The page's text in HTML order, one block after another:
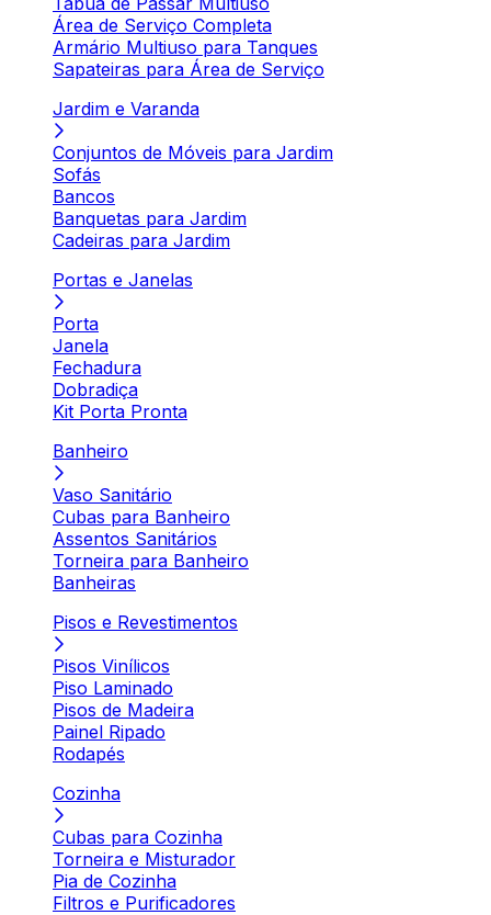
Área de Serviço Completa
Armário Multiuso para Tanques
Sapateiras para Área de Serviço
Jardim e Varanda
Conjuntos de Móveis para Jardim
Sofás
Bancos
Banquetas para Jardim
Cadeiras para Jardim
Portas e Janelas
Porta
Janela
Fechadura
Dobradiça
Kit Porta Pronta
Banheiro
Vaso Sanitário
Cubas para Banheiro
Assentos Sanitários
Torneira para Banheiro
Banheiras
Pisos e Revestimentos
Pisos Vinílicos
Piso Laminado
Pisos de Madeira
Painel Ripado
Rodapés
Cozinha
Cubas para Cozinha
Torneira e Misturador
Pia de Cozinha
Filtros e Purificadores